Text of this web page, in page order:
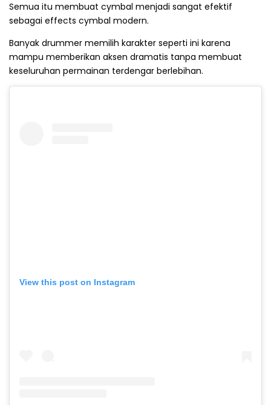
Semua itu membuat cymbal menjadi sangat efektif
sebagai effects cymbal modern.
Banyak drummer memilih karakter seperti ini karena
mampu memberikan aksen dramatis tanpa membuat
keseluruhan permainan terdengar berlebihan.
View this post on Instagram